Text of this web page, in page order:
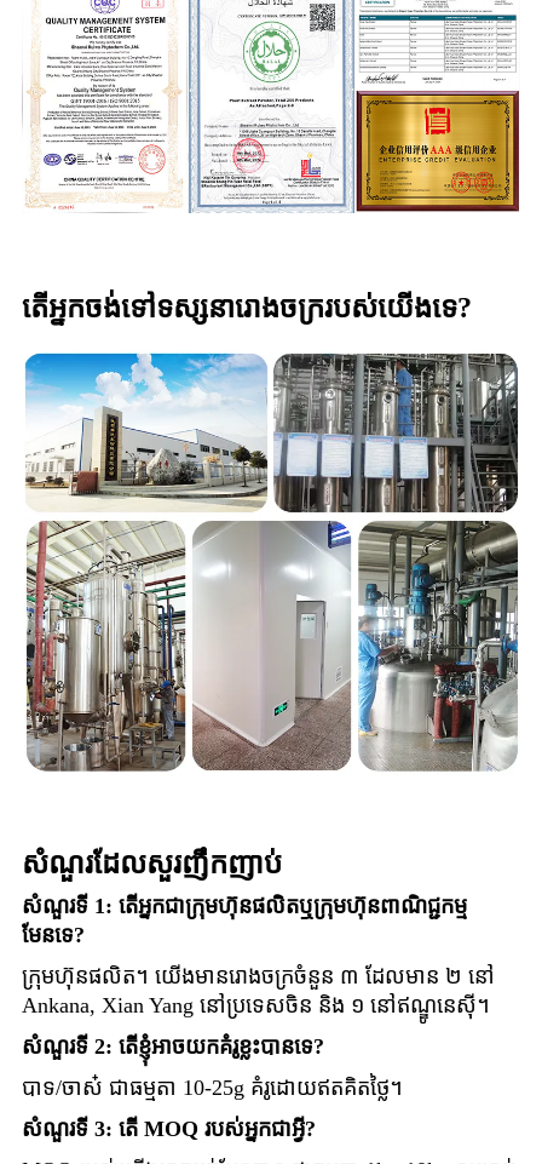
តើអ្នកចង់ទៅទស្សនារោងចក្ររបស់យើងទេ?
សំណួរដែលសួរញឹកញាប់
សំណួរទី 1: តើអ្នកជាក្រុមហ៊ុនផលិតឬក្រុមហ៊ុនពាណិជ្ជកម្ម
មែនទេ?
ក្រុមហ៊ុនផលិត។ យើងមានរោងចក្រចំនួន ៣ ដែលមាន ២ នៅ
Ankana, Xian Yang នៅប្រទេសចិន និង ១ នៅឥណ្ឌូនេស៊ី។
សំណួរទី 2: តើខ្ញុំអាចយកគំរូខ្លះបានទេ?
បាទ/ចាស៎ ជាធម្មតា 10-25g គំរូដោយឥតគិតថ្លៃ។
សំណួរទី 3: តើ MOQ របស់អ្នកជាអ្វី?